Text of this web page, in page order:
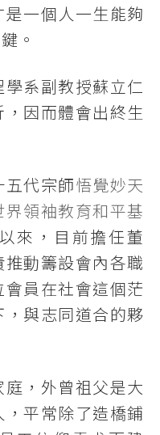
一個人一生能夠
。
系副教授蘇立仁
因而體會出終生
代宗師悟覺妙天
界領袖教育和平基
來，目前擔任董
動籌設會內各職
員在社會這個茫
與志同道合的夥
，外曾祖父是大
平常除了造橋鋪